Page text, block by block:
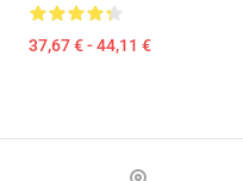
37,67 € - 44,11 €